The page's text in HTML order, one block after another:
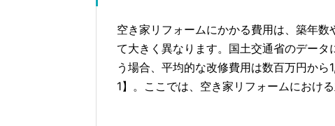
空き家リフォームにかかる費用は、築年
て大きく異なります。国土交通省のデー
う場合、平均的な改修費用は数百万円か
1】。ここでは、空き家リフォームにおけ